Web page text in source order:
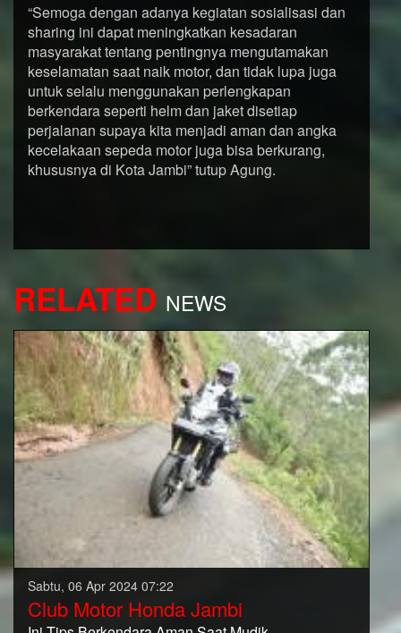
“Semoga dengan adanya kegiatan sosialisasi dan
sharing ini dapat meningkatkan kesadaran
masyarakat tentang pentingnya mengutamakan
keselamatan saat naik motor, dan tidak lupa juga
untuk selalu menggunakan perlengkapan
berkendara seperti helm dan jaket disetiap
perjalanan supaya kita menjadi aman dan angka
kecelakaan sepeda motor juga bisa berkurang,
khususnya di Kota Jambi” tutup Agung.
RELATED NEWS
Sabtu, 06 Apr 2024 07:22
Club Motor Honda Jambi